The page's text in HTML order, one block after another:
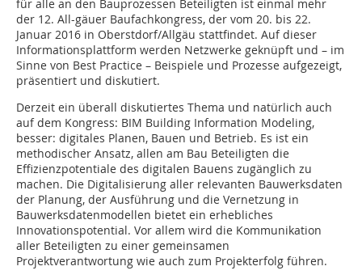
für alle an den Bauprozessen Beteiligten ist einmal mehr
der 12. All-gäuer Baufachkongress, der vom 20. bis 22.
Januar 2016 in Oberstdorf/Allgäu stattfindet. Auf dieser
Informationsplattform werden Netzwerke geknüpft und – im
Sinne von Best Practice – Beispiele und Prozesse aufgezeigt,
präsentiert und diskutiert.
Derzeit ein überall diskutiertes Thema und natürlich auch
auf dem Kongress: BIM Building Information Modeling,
besser: digitales Planen, Bauen und Betrieb. Es ist ein
methodischer Ansatz, allen am Bau Beteiligten die
Effizienzpotentiale des digitalen Bauens zugänglich zu
machen. Die Digitalisierung aller relevanten Bauwerksdaten
der Planung, der Ausführung und die Vernetzung in
Bauwerksdatenmodellen bietet ein erhebliches
Innovationspotential. Vor allem wird die Kommunikation
aller Beteiligten zu einer gemeinsamen
Projektverantwortung wie auch zum Projekterfolg führen.